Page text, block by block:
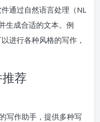
通过自然语言处理（NL
生成合适的文本。例
进行各种风格的写作，
荐
写作助手，提供多种写